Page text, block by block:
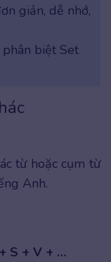
giản, dễ nhớ,
phân biệt Set
từ hoặc cụm từ
Anh.
S + V + …